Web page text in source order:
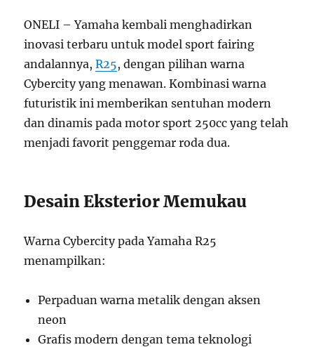
ONELI – Yamaha kembali menghadirkan
inovasi terbaru untuk model sport fairing
andalannya,R25, dengan pilihan warna
Cybercity yang menawan. Kombinasi warna
futuristik ini memberikan sentuhan modern
dan dinamis pada motor sport 250cc yang telah
menjadi favorit penggemar roda dua.
Desain Eksterior Memukau
Warna Cybercity pada Yamaha R25
menampilkan:
Perpaduan warna metalik dengan aksen
neon
Grafis modern dengan tema teknologi